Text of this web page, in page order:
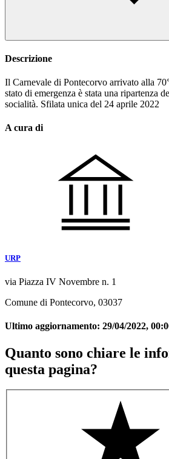
Descrizione
Il Carnevale di Pontecorvo arrivato alla
stato di emergenza è stata una ripartenza
socialità. Sfilata unica del 24 aprile 2022
A cura di
URP
via Piazza IV Novembre n. 1
Comune di Pontecorvo, 03037
Ultimo aggiornamento: 29/04/2022,
Quanto sono chiare le
questa pagina?